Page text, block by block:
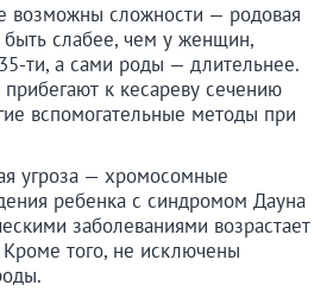
возможны сложности — родовая
быть слабее, чем у женщин,
ти, а сами роды — длительнее.
к кесареву сечению
вспомогательные методы при
угроза — хромосомные
ребенка с синдромом Дауна
заболеваниями возрастает
того, не исключены